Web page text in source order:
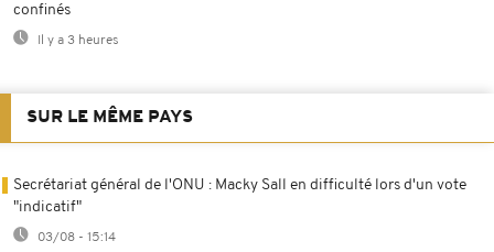
confinés
Il y a 3 heures
SUR LE MÊME PAYS
Secrétariat général de l'ONU : Macky Sall en difficulté lors d'un vote
"indicatif"
03/08 - 15:14